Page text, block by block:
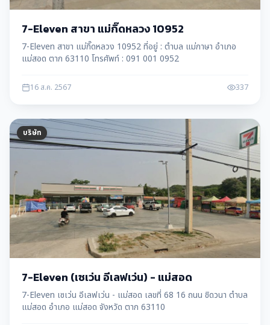
7-Eleven สาขา แม่กิ๊ดหลวง 10952
7-Eleven สาขา แม่กิ๊ดหลวง 10952 ที่อยู่ : ตำบล แม่กาษา อำเภอ
แม่สอด ตาก 63110 โทรศัพท์ : 091 001 0952
16 ส.ค. 2567 337
บริษัท
7-Eleven (เซเว่น อีเลฟเว่น) - แม่สอด
7-Eleven เซเว่น อีเลฟเว่น - แม่สอด เลขที่ 68 16 ถนน ชิดวนา ตำบล
แม่สอด อำเภอ แม่สอด จังหวัด ตาก 63110